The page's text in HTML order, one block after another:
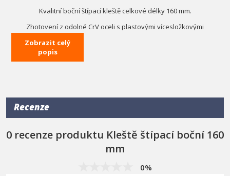
Kvalitní boční štípací kleště celkové délky 160 mm.
Zhotovení z odolné CrV oceli s plastovými vícesložkovými
rukojeťmi s ergonomickým tvarováním.
Čelisti kleští jsou opatřené induktivně kalenými břity, zajišťujíce
precizní štípání drátů a jiných materiálů.
Materiál
CrV ocel
Povrchová úprava
Břity
Induktivně kalené
Zobrazit celý
popis
Recenze
0 recenze produktu Kleště štípací boční 160
mm
0%